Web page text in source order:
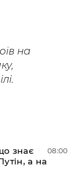
на
знає
а на
08:00